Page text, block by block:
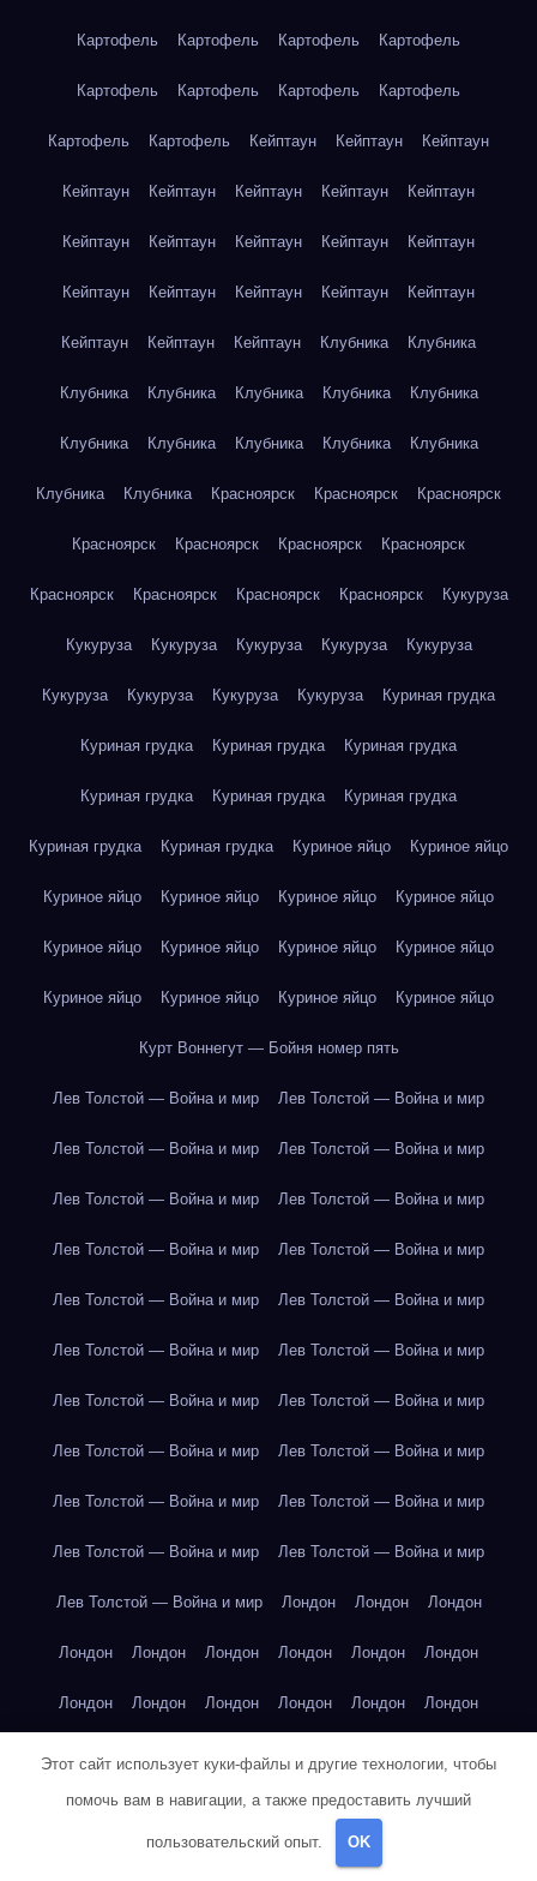
Картофель Картофель Картофель Картофель
Картофель Картофель Картофель Картофель
Картофель Картофель Кейптаун Кейптаун Кейптаун
Кейптаун Кейптаун Кейптаун Кейптаун Кейптаун
Кейптаун Кейптаун Кейптаун Кейптаун Кейптаун
Кейптаун Кейптаун Кейптаун Кейптаун Кейптаун
Кейптаун Кейптаун Кейптаун Клубника Клубника
Клубника Клубника Клубника Клубника Клубника
Клубника Клубника Клубника Клубника Клубника
Клубника Клубника Красноярск Красноярск Красноярск
Красноярск Красноярск Красноярск Красноярск
Красноярск Красноярск Красноярск Красноярск Кукуруза
Кукуруза Кукуруза Кукуруза Кукуруза Кукуруза
Кукуруза Кукуруза Кукуруза Кукуруза Куриная грудка
Куриная грудка Куриная грудка Куриная грудка
Куриная грудка Куриная грудка Куриная грудка
Куриная грудка Куриная грудка Куриное яйцо Куриное яйцо
Куриное яйцо Куриное яйцо Куриное яйцо Куриное яйцо
Куриное яйцо Куриное яйцо Куриное яйцо Куриное яйцо
Куриное яйцо Куриное яйцо Куриное яйцо Куриное яйцо
Курт Воннегут — Бойня номер пять
Лев Толстой — Война и мир Лев Толстой — Война и мир
Лев Толстой — Война и мир Лев Толстой — Война и мир
Лев Толстой — Война и мир Лев Толстой — Война и мир
Лев Толстой — Война и мир Лев Толстой — Война и мир
Лев Толстой — Война и мир Лев Толстой — Война и мир
Лев Толстой — Война и мир Лев Толстой — Война и мир
Лев Толстой — Война и мир Лев Толстой — Война и мир
Лев Толстой — Война и мир Лев Толстой — Война и мир
Лев Толстой — Война и мир Лев Толстой — Война и мир
Лев Толстой — Война и мир Лев Толстой — Война и мир
Лев Толстой — Война и мир Лондон Лондон Лондон
Лондон Лондон Лондон Лондон Лондон Лондон
Лондон Лондон Лондон Лондон Лондон Лондон
Лондон Лондон
Лондон Лондон Лондон Лондон Лос-Анджелес
Этот сайт использует куки-файлы и другие технологии, чтобы
помочь вам в навигации, а также предоставить лучший
пользовательский опыт. OK